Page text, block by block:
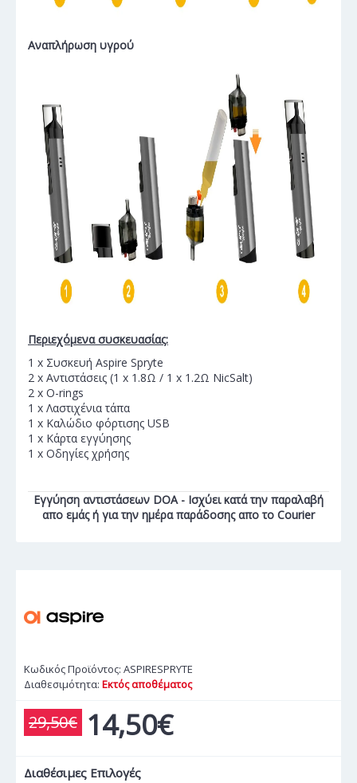
Αναπλήρωση υγρού
Περιεχόμενα συσκευασίας:
1 x Συσκευή Aspire Spryte
2 x Αντιστάσεις (1 x 1.8Ω / 1 x 1.2Ω NicSalt)
2 x O-rings
1 x Λαστιχένια τάπα
1 x Καλώδιο φόρτισης USB
1 x Κάρτα εγγύησης
1 x Οδηγίες χρήσης
Εγγύηση αντιστάσεων DOA - Ισχύει κατά την παραλαβή
απο εμάς ή για την ημέρα παράδοσης απο το Courier
Κωδικός Προϊόντος: ASPIRESPRYTE
Διαθεσιμότητα: Εκτός αποθέματος
29,50€ 14,50€
Διαθέσιμες Επιλογές